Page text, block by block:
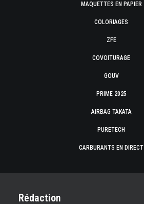
MAQUETTES EN PAPIER
COLORIAGES
ZFE
COVOITURAGE
GOUV
PRIME 2025
AIRBAG TAKATA
PURETECH
CARBURANTS EN DIRECT
Rédaction